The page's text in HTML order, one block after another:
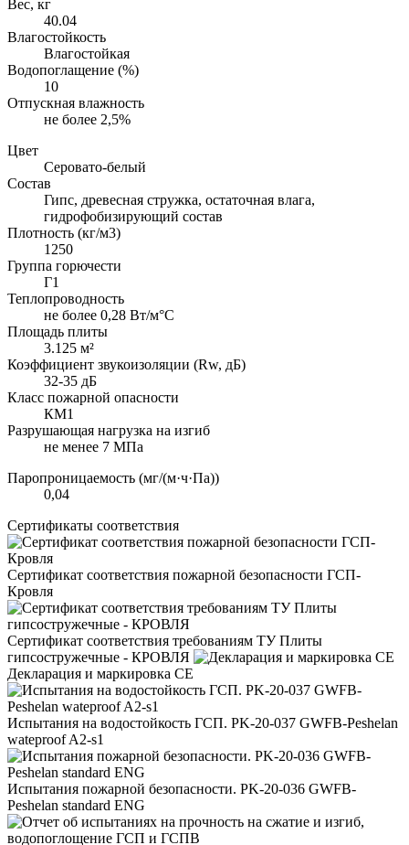
Вес, кг
40.04
Влагостойкость
Влагостойкая
Водопоглащение (%)
10
Отпускная влажность
не более 2,5%
Цвет
Серовато-белый
Состав
Гипс, древесная стружка, остаточная влага,
гидрофобизирующий состав
Плотность (кг/м3)
1250
Группа горючести
Г1
Теплопроводность
не более 0,28 Вт/м°С
Площадь плиты
3.125 м²
Коэффициент звукоизоляции (Rw, дБ)
32-35 дБ
Класс пожарной опасности
КМ1
Разрушающая нагрузка на изгиб
не менее 7 МПа
Паропроницаемость (мг/(м·ч·Па))
0,04
Сертификаты соответствия
Сертификат соответствия пожарной безопасности ГСП-
Кровля
Сертификат соответствия требованиям ТУ Плиты
гипсостружечные - КРОВЛЯ
Декларация и маркировка CE
Испытания на водостойкость ГСП. PK-20-037 GWFB-Peshelan
wateproof A2-s1
Испытания пожарной безопасности. PK-20-036 GWFB-
Peshelan standard ENG